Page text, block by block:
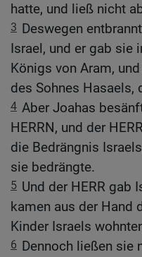
hatte, und ließ nicht
3 Deswegen
Israel, und er gab sie
Königs von Aram,
des Sohnes Hasaels,
4 Aber Joahas
HERRN, und der
die Bedrängnis
sie bedrängte.
5 Und der HERR gab
kamen aus der Hand
Kinder Israels
6 Dennoch ließen sie